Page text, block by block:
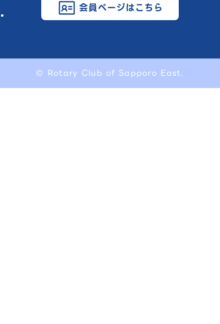
会員ページはこちら
© Rotary Club of Sapporo East.